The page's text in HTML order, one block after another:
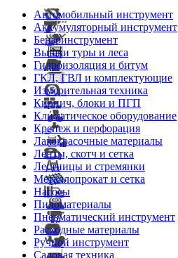
Автомобильный инструмент
Аккумуляторный инструмент
Бензоинструмент
Вышки туры и леса
Гидроизоляция и битум
ГКЛ, ГВЛ и комплектующие
Измерительная техника
Кирпич, блоки и ПГП
Климатическое оборудование
Крепеж и перфорация
Лакокрасочные материалы
Ленты, скотч и сетка
Лестницы и стремянки
Металлопрокат и сетка
Насосы
Пиломатериалы
Пневматический инструмент
Расходные материалы
Ручной инструмент
Садовая техника